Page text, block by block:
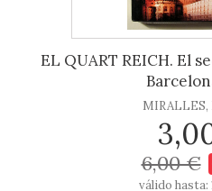
EL QUART REICH. El
MIRALLES,
6,00 €
válido